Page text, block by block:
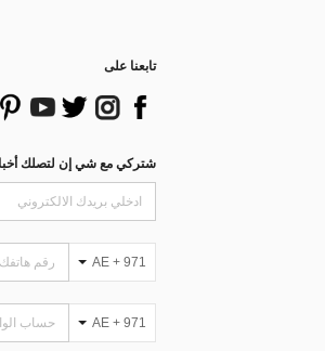
تابعنا على
شتركي مع شي إن لتصلك
AE + 971
AE + 971